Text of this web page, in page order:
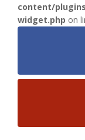
content/
widget.php on